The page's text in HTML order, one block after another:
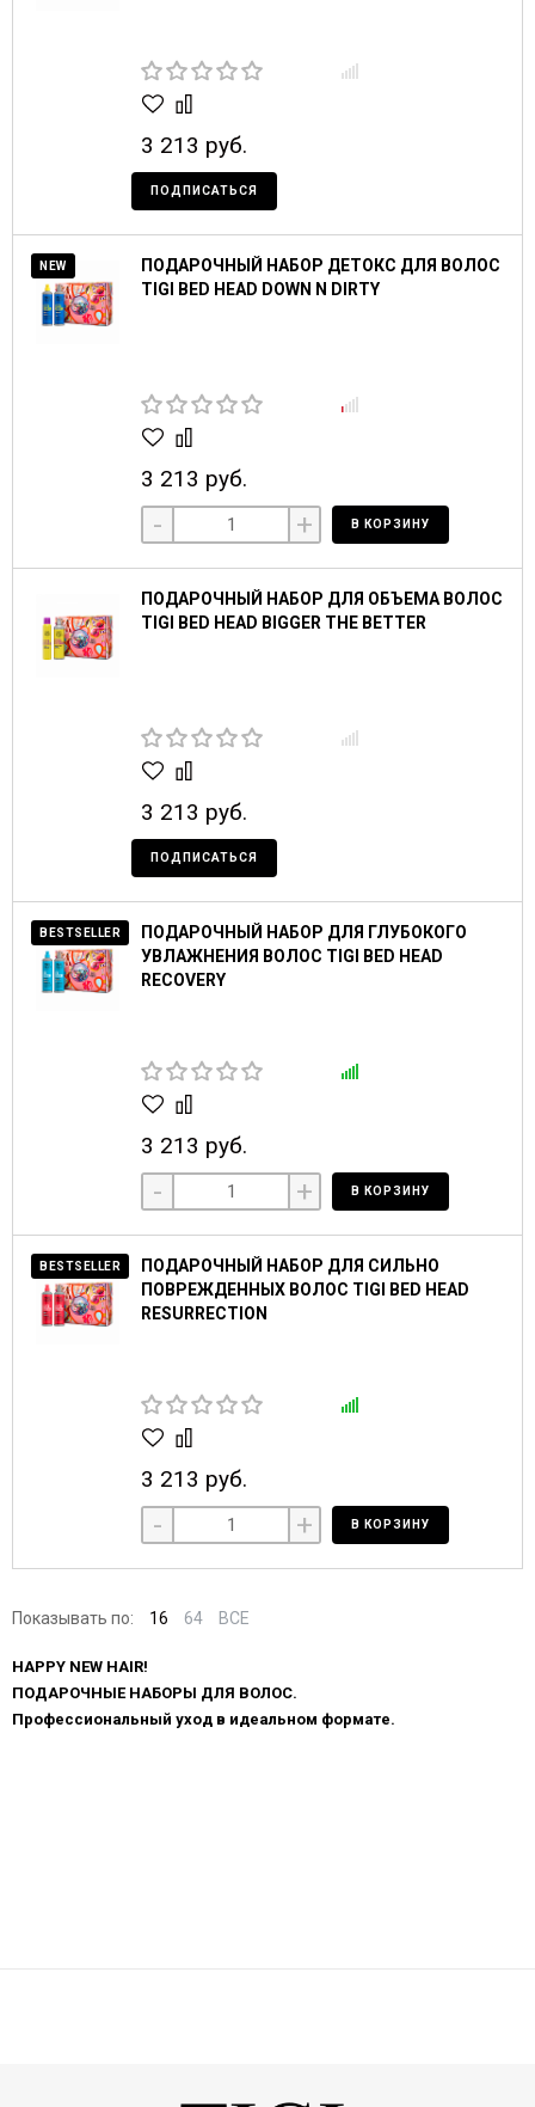
3 213 руб.
ПОДПИСАТЬСЯ
NEW
ПОДАРОЧНЫЙ НАБОР ДЕТОКС ДЛЯ ВОЛОС
TIGI BED HEAD DOWN N DIRTY
3 213 руб.
- + В КОРЗИНУ
ПОДАРОЧНЫЙ НАБОР ДЛЯ ОБЪЕМА ВОЛОС
TIGI BED HEAD BIGGER THE BETTER
3 213 руб.
ПОДПИСАТЬСЯ
BESTSELLER
ПОДАРОЧНЫЙ НАБОР ДЛЯ ГЛУБОКОГО
УВЛАЖНЕНИЯ ВОЛОС TIGI BED HEAD
RECOVERY
3 213 руб.
- + В КОРЗИНУ
BESTSELLER
ПОДАРОЧНЫЙ НАБОР ДЛЯ СИЛЬНО
ПОВРЕЖДЕННЫХ ВОЛОС TIGI BED HEAD
RESURRECTION
3 213 руб.
- + В КОРЗИНУ
Показывать по: 16 64 ВСЕ
HAPPY NEW HAIR!
ПОДАРОЧНЫЕ НАБОРЫ ДЛЯ ВОЛОС.
Профессиональный уход в идеальном формате.